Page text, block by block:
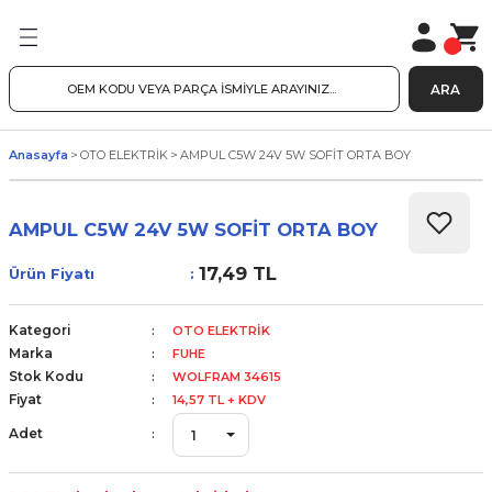
ARA
Anasayfa OTO ELEKTRİK AMPUL C5W 24V 5W SOFİT ORTA BOY
AMPUL C5W 24V 5W SOFİT ORTA BOY
Ürün Fiyatı 17,49 TL
Kategori OTO ELEKTRİK
Marka FUHE
Stok Kodu WOLFRAM 34615
Fiyat 14,57 TL + KDV
Adet